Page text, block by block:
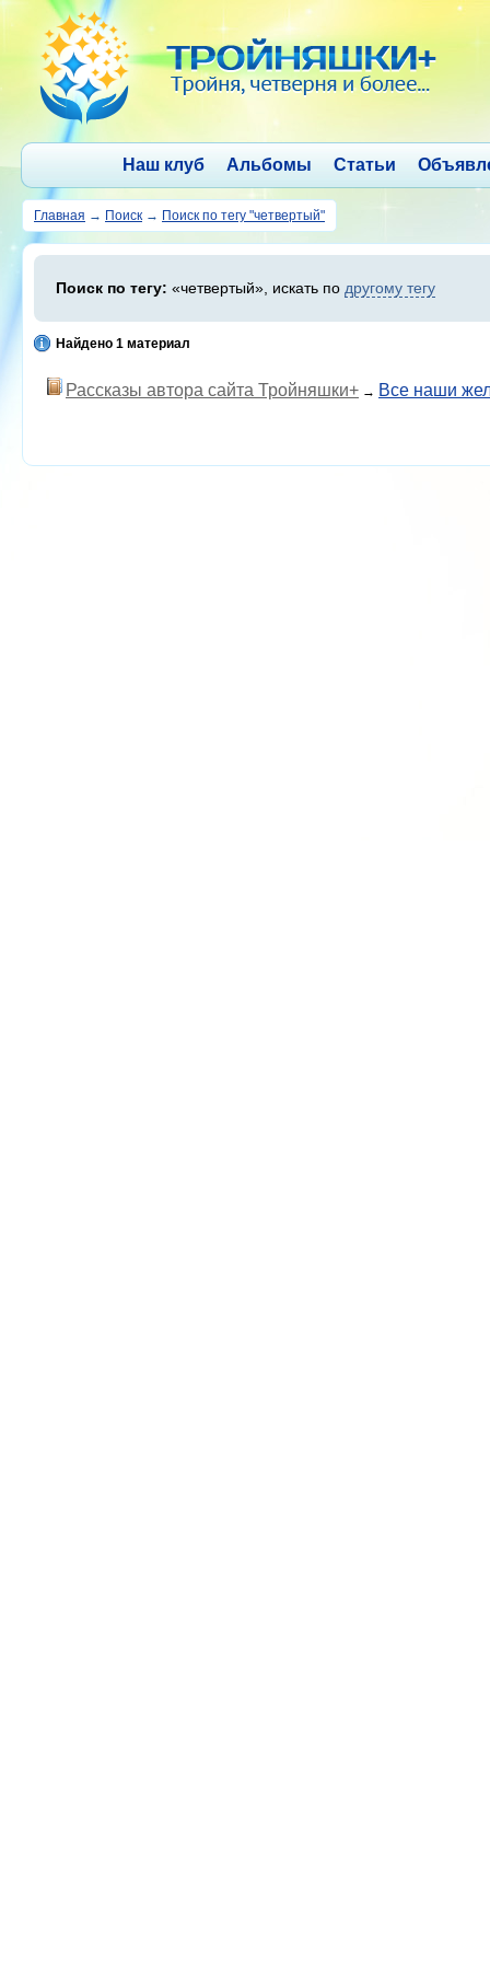
Наш клуб Альбомы Статьи
Главная → Поиск → Поиск по тегу "четвертый"
Поиск по тегу: «четвертый», искать по другому тегу
Найдено 1 материал
Рассказы автора сайта Тройняшки+ → Все наши